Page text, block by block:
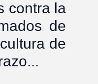
contra la
de
de